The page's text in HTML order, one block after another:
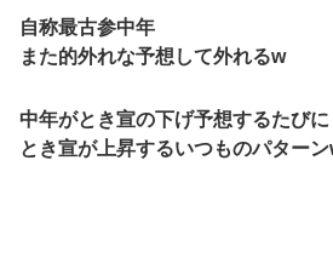
自称最古参中年
また的外れな予想して外れるw
中年がとき宣の下げ予想するたびに
とき宣が上昇するいつものパター